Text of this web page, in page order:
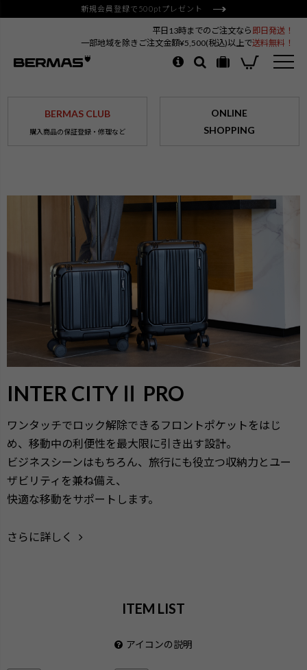
新規会員登録で500ptプレゼント
平日13時までのご注文なら 即日発送！
一部地域を除きご注文金額¥5,500(税込)以上で送料無料！
BERMAS CLUB
購入商品の保証登録・修理など
ONLINE
SHOPPING
INTER CITYⅡ PRO
ワンタッチでロック解除できるフロントポケットをはじ
め、移動中の利便性を最大限に引き出す設計。
ビジネスシーンはもちろん、旅行にも役立つ収納力とユー
ザビリティを兼ね備え、
快適な移動をサポートします。
さらに詳しく
ITEM LIST
アイコンの説明